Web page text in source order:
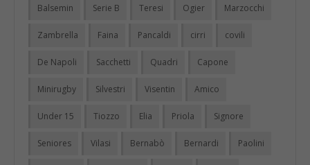
Balsemin Serie B Teresi Ogier Marzocchi
Zambrella Faina Pancaldi cirri covili
De Napoli Sacchetti Quadri Capone
Minirugby Silvestri Visentin Amico
Under 15 Tiozzo Elia Priola Signore
Seniores Vilasi Bernabò Bernardi Paolini